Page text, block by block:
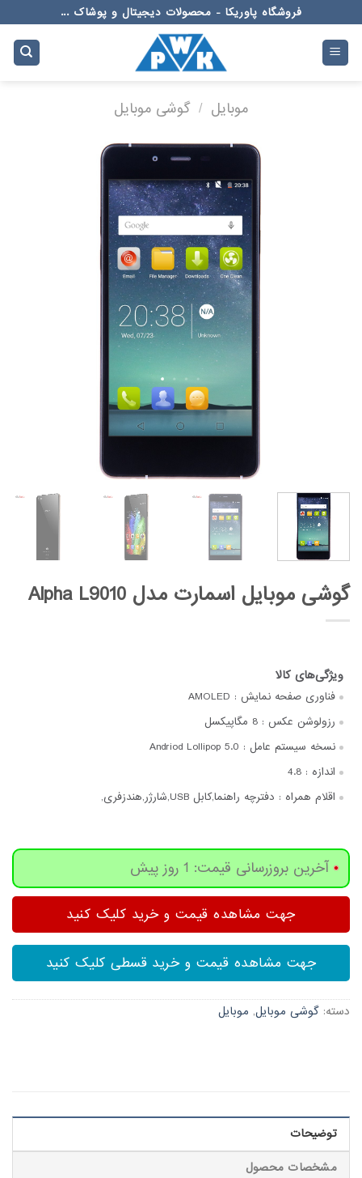
to
content
فروشگاه پاوریکا - محصولات دیجیتال و پوشاک ...
موبایل / گوشی موبایل
گوشی موبایل اسمارت مدل Alpha L9010
فناوری صفحه‌ نمایش : AMOLED
رزولوشن عکس : 8 مگاپیکسل
نسخه سیستم عامل : Andriod Lollipop 5.0
اندازه : 4.8
اقلام همراه : دفترچه‌ راهنما,کابل USB,شارژر,هندزفری,
آخرین بروزرسانی قیمت: 1 روز پیش
جهت مشاهده قیمت و خرید کلیک کنید
جهت مشاهده قیمت و خرید قسطی کلیک کنید
دسته: گوشی موبایل, موبایل
توضیحات
مشخصات محصول